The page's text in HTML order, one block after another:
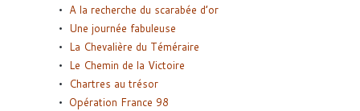
A la recherche du scarabée d’or
Une journée fabuleuse
La Chevalière du Téméraire
Le Chemin de la Victoire
Chartres au trésor
Opération France 98